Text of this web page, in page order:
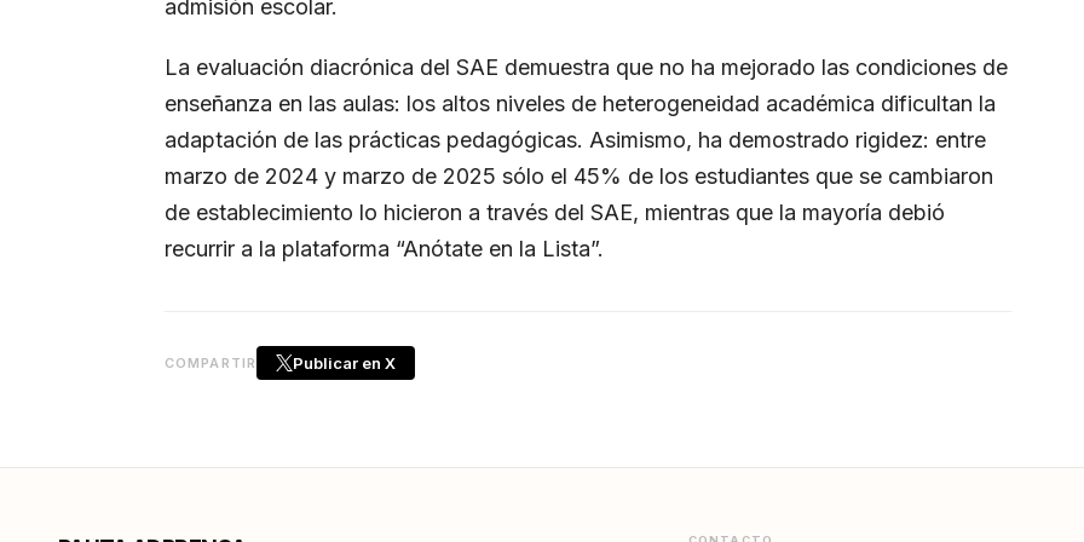
admisión escolar.
La evaluación diacrónica del SAE demuestra que no ha mejorado las condiciones de
enseñanza en las aulas: los altos niveles de heterogeneidad académica dificultan la
adaptación de las prácticas pedagógicas. Asimismo, ha demostrado rigidez: entre
marzo de 2024 y marzo de 2025 sólo el 45% de los estudiantes que se cambiaron
de establecimiento lo hicieron a través del SAE, mientras que la mayoría debió
recurrir a la plataforma “Anótate en la Lista”.
COMPARTIR Publicar en X